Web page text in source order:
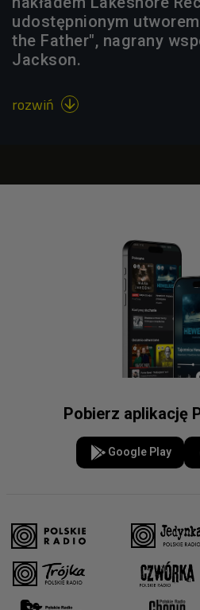
udostępnionym
the Father", nagrany
Jackson.
rozwiń 
Pobierz aplikację
Google Play